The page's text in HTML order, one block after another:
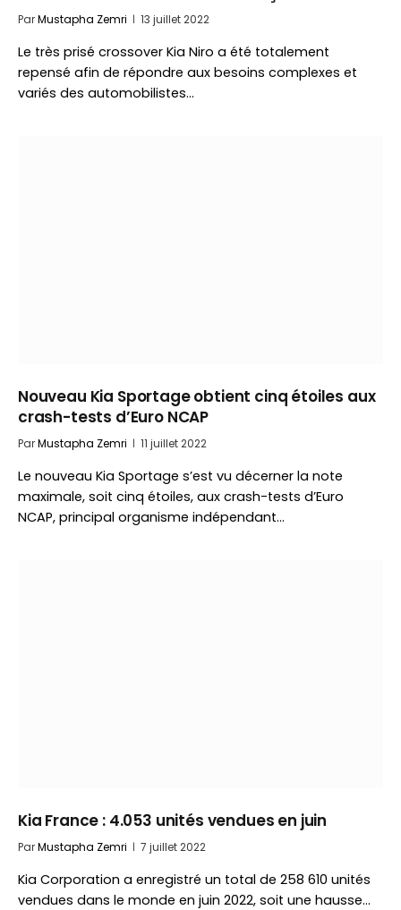
ParMustapha Zemri 13 juillet 2022
Le très prisé crossover Kia Niro a été totalement
repensé afin de répondre aux besoins complexes et
variés des automobilistes…
Nouveau Kia Sportage obtient cinq étoiles aux
crash-tests d’Euro NCAP
ParMustapha Zemri 11 juillet 2022
Le nouveau Kia Sportage s’est vu décerner la note
maximale, soit cinq étoiles, aux crash-tests d’Euro
NCAP, principal organisme indépendant…
Kia France : 4.053 unités vendues en juin
ParMustapha Zemri 7 juillet 2022
Kia Corporation a enregistré un total de 258 610 unités
vendues dans le monde en juin 2022, soit une hausse…